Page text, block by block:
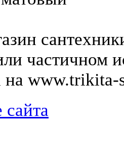
частичном
на www.trikita-